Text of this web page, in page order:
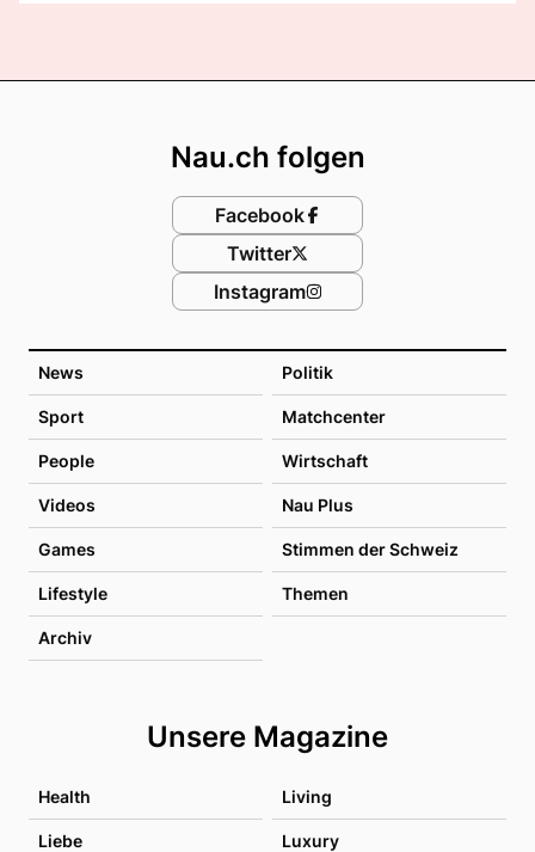
News Politik
Sport Matchcenter
People Wirtschaft
Videos Nau Plus
Games Stimmen der Schweiz
Lifestyle Themen
Archiv
Unsere Magazine
Health Living
Liebe Luxury
Nau.ch folgen
Facebook
Twitter
Instagram